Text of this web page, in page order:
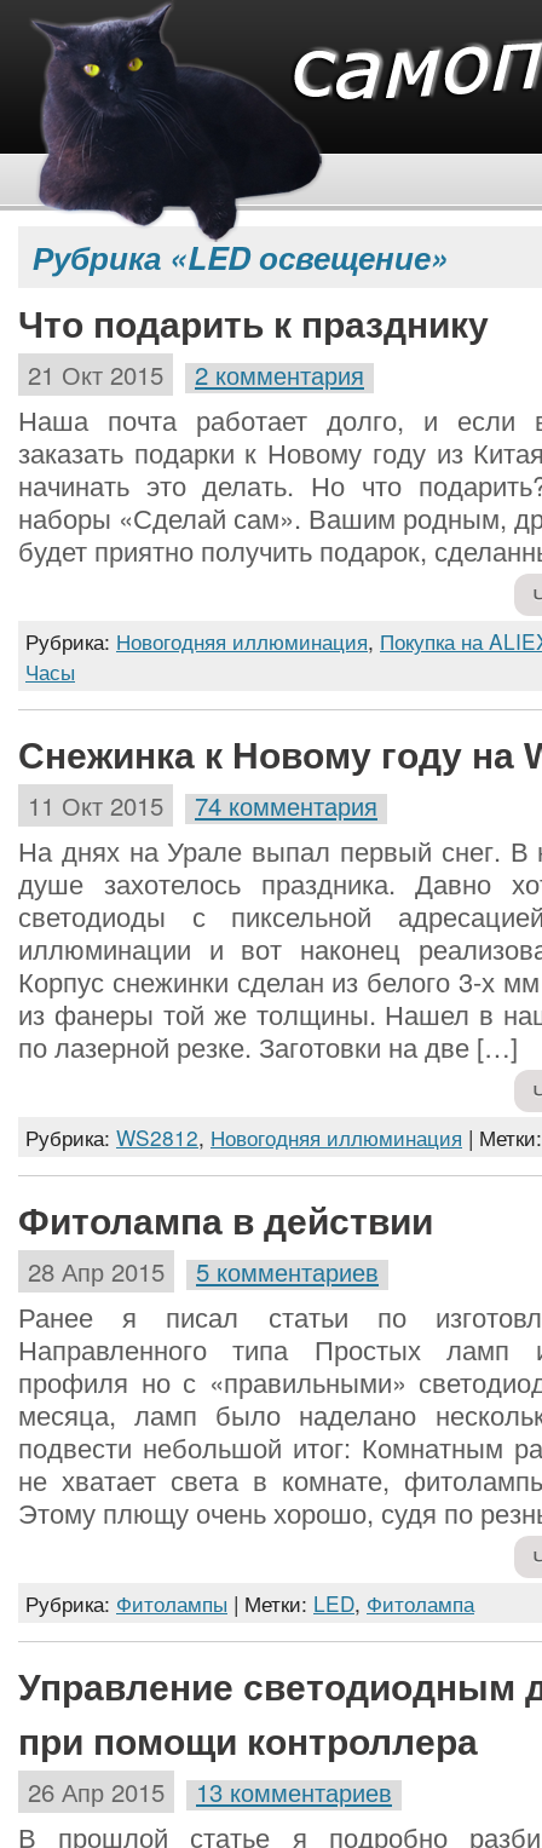
Рубрика «LED освещение»
Что подарить к празднику
21 Окт 2015 2 комментария
Наша почта работает долго, и если
заказать подарки к Новому году из
начинать это делать. Но что
наборы «Сделай сам». Вашим родным,
будет приятно получить подарок,
Рубрика: Новогодняя иллюминация, Покупка на
Часы
Снежинка к Новому году на
11 Окт 2015 74 комментария
На днях на Урале выпал первый снег. В
душе захотелось праздника. Давно
светодиоды с пиксельной
иллюминации и вот наконец
Корпус снежинки сделан из белого 3-х
из фанеры той же толщины. Нашел в
по лазерной резке. Заготовки на две […]
Рубрика: WS2812, Новогодняя иллюминация |
Фитолампа в действии
28 Апр 2015 5 комментариев
Ранее я писал статьи по
Направленного типа Простых ламп
профиля но с «правильными»
месяца, ламп было наделано
подвести небольшой итог: Комнатным
не хватает света в комнате,
Этому плющу очень хорошо, судя по
Рубрика: Фитолампы | Метки: LED, Фитолампа
Управление светодиодным
при помощи контроллера
26 Апр 2015 13 комментариев
В прошлой статье я подробно